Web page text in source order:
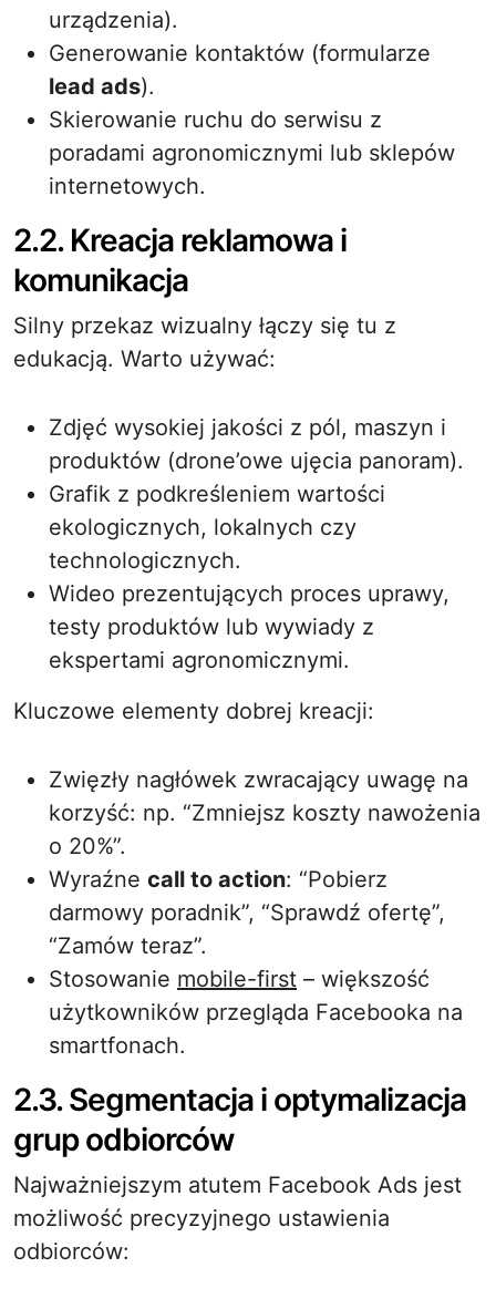
urządzenia).
Generowanie kontaktów (formularze
lead ads).
Skierowanie ruchu do serwisu z
poradami agronomicznymi lub sklepów
internetowych.
2.2. Kreacja reklamowa i
komunikacja
Silny przekaz wizualny łączy się tu z
edukacją. Warto używać:
Zdjęć wysokiej jakości z pól, maszyn i
produktów (drone’owe ujęcia panoram).
Grafik z podkreśleniem wartości
ekologicznych, lokalnych czy
technologicznych.
Wideo prezentujących proces uprawy,
testy produktów lub wywiady z
ekspertami agronomicznymi.
Kluczowe elementy dobrej kreacji:
Zwięzły nagłówek zwracający uwagę na
korzyść: np. “Zmniejsz koszty nawożenia
o 20%”.
Wyraźne call to action: “Pobierz
darmowy poradnik”, “Sprawdź ofertę”,
“Zamów teraz”.
Stosowanie mobile-first – większość
użytkowników przegląda Facebooka na
smartfonach.
2.3. Segmentacja i optymalizacja
grup odbiorców
Najważniejszym atutem Facebook Ads jest
możliwość precyzyjnego ustawienia
odbiorców: